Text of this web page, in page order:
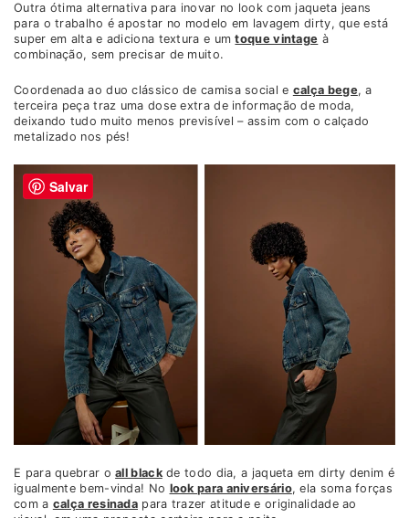
Outra ótima alternativa para inovar no look com jaqueta jeans
para o trabalho é apostar no modelo em lavagem dirty, que está
super em alta e adiciona textura e umtoque vintage à
combinação, sem precisar de muito.
Coordenada ao duo clássico de camisa social e calça bege, a
terceira peça traz uma dose extra de informação de moda,
deixando tudo muito menos previsível – assim com o calçado
metalizado nos pés!
E para quebrar oall blackde todo dia, a jaqueta em dirty denim é
igualmente bem-vinda! No look para aniversário, ela soma forças
com a calça resinada para trazer atitude e originalidade ao
Salvar